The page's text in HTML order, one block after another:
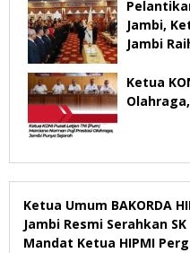
Jambi,
Jambi
Ketua
Ketua Umum BAKORDA
Jambi Resmi Serahkan SK
Mandat Ketua HIPMI